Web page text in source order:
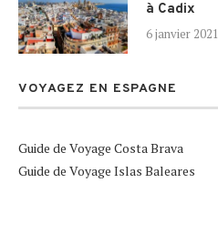
à Cadix
6 janvier 2021
VOYAGEZ EN ESPAGNE
Guide de Voyage Costa Brava
Guide de Voyage Islas Baleares